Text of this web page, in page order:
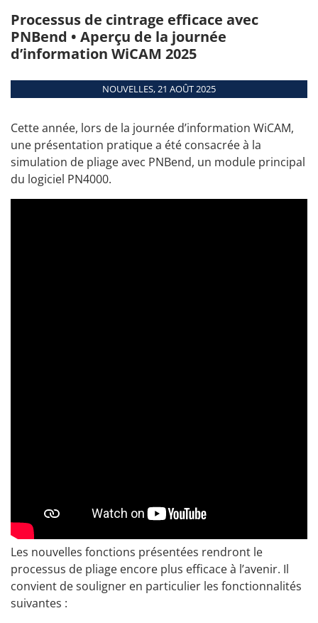
automatique.
Aperçu
Modules
Interfaces
Configuration
Machines supportées
connexion
Fixer un
rendez-vous
PLUS DE DATES
Processus de cintrage efficace avec
PNBend • Aperçu de la journée
d’information WiCAM 2025
NOUVELLES, 21 AOÛT 2025
Cette année, lors de la journée d’information WiCAM,
une présentation pratique a été consacrée à la
simulation de pliage avec PNBend, un module principal
du logiciel PN4000.
Les nouvelles fonctions présentées rendront le
processus de pliage encore plus efficace à l’avenir. Il
convient de souligner en particulier les fonctionnalités
suivantes :